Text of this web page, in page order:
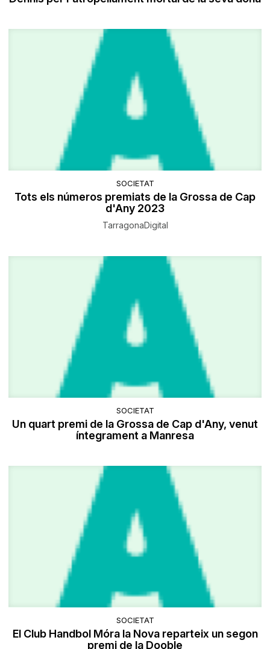
SOCIETAT
Tots els números premiats de la Grossa de Cap
d'Any 2023
TarragonaDigital
SOCIETAT
Un quart premi de la Grossa de Cap d'Any, venut
íntegrament a Manresa
SOCIETAT
El Club Handbol Móra la Nova reparteix un segon
premi de la Dooble